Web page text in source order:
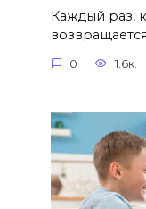
Каждый раз,
0 1.6к.